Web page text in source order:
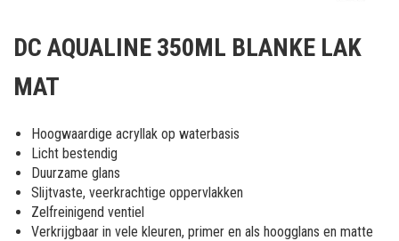
het
van
afbeeldingen-
gallerij
DC AQUALINE 350ML BLANKE LAK
MAT
Hoogwaardige acryllak op waterbasis
Licht bestendig
Duurzame glans
Slijtvaste, veerkrachtige oppervlakken
Zelfreinigend ventiel
Verkrijgbaar in vele kleuren, primer en als hoogglans en matte